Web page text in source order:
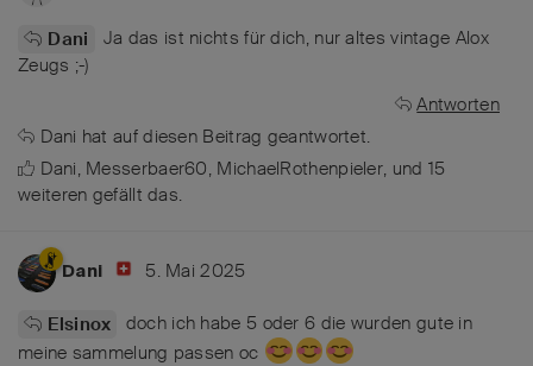
Dani
Ja das ist nichts für dich, nur altes vintage Alox
Zeugs ;-)
Antworten
Dani hat auf diesen Beitrag geantwortet.
Dani, Messerbaer60, MichaelRothenpieler, und 15
weiteren gefällt das.
Dani 5. Mai 2025
Elsinox
doch ich habe 5 oder 6 die wurden gute in
meine sammelung passen oc